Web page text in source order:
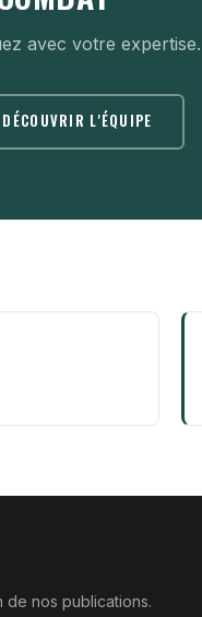
avec votre expertise.
DÉCOUVRIR L'ÉQUIPE
de nos publications.